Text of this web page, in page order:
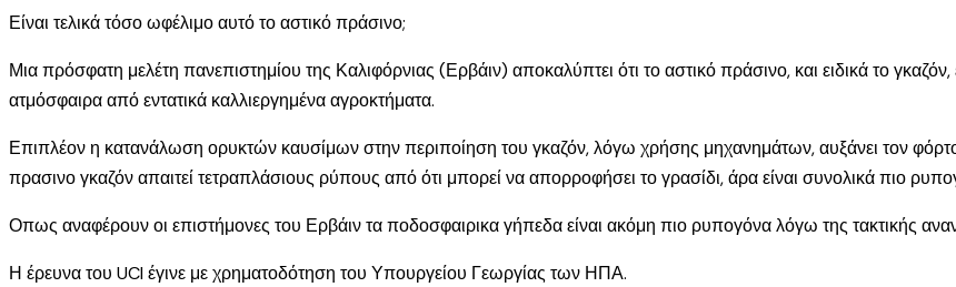
Είναι τελικά τόσο ωφέλιμο αυτό το αστικό πράσινο;
Μια πρόσφατη μελέτη πανεπιστημίου της Καλιφόρνιας (Ερβάιν) αποκαλύπτει ότι το αστικό πράσινο, και ειδικά το
ατμόσφαιρα από εντατικά καλλιεργημένα αγροκτήματα.
Επιπλέον η κατανάλωση ορυκτών καυσίμων στην περιποίηση του γκαζόν, λόγω χρήσης μηχανημάτων, αυξάνει τον
πρασινο γκαζόν απαιτεί τετραπλάσιους ρύπους από ότι μπορεί να απορροφήσει το γρασίδι, άρα είναι συνολικά πιο
Οπως αναφέρουν οι επιστήμονες του Ερβάιν τα ποδοσφαιρικα γήπεδα είναι ακόμη πιο ρυπογόνα λόγω της τακτικής
Η έρευνα του UCI έγινε με χρηματοδότηση του Υπουργείου Γεωργίας των ΗΠΑ.